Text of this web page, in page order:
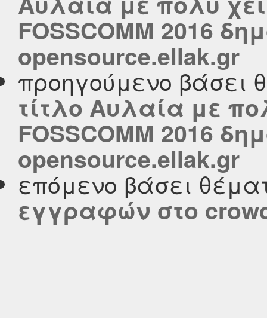
FOSSCOMM 2016
opensource.ellak.gr
προηγούμενο βάσει
τίτλο Αυλαία με
FOSSCOMM 2016
opensource.ellak.gr
επόμενο βάσει
εγγραφών στο